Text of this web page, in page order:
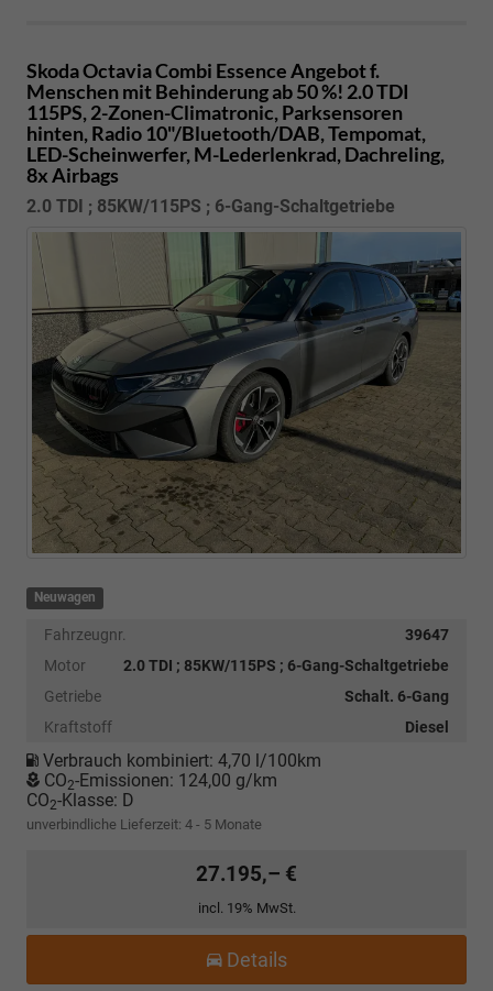
Skoda Octavia Combi Essence Angebot f.
Menschen mit Behinderung ab 50 %! 2.0 TDI
115PS, 2-Zonen-Climatronic, Parksensoren
hinten, Radio 10"/Bluetooth/DAB, Tempomat,
LED-Scheinwerfer, M-Lederlenkrad, Dachreling,
8x Airbags
2.0 TDI ; 85KW/115PS ; 6-Gang-Schaltgetriebe
Neuwagen
Fahrzeugnr.
39647
Motor
2.0 TDI ; 85KW/115PS ; 6-Gang-Schaltgetriebe
Getriebe
Schalt. 6-Gang
Kraftstoff
Diesel
Verbrauch kombiniert: 4,70 l/100km
CO2-Emissionen: 124,00 g/km
CO2-Klasse: D
unverbindliche Lieferzeit: 4 - 5 Monate
27.195,– €
incl. 19% MwSt.
Details